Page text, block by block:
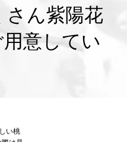
さん紫陽花
意してい
い桃